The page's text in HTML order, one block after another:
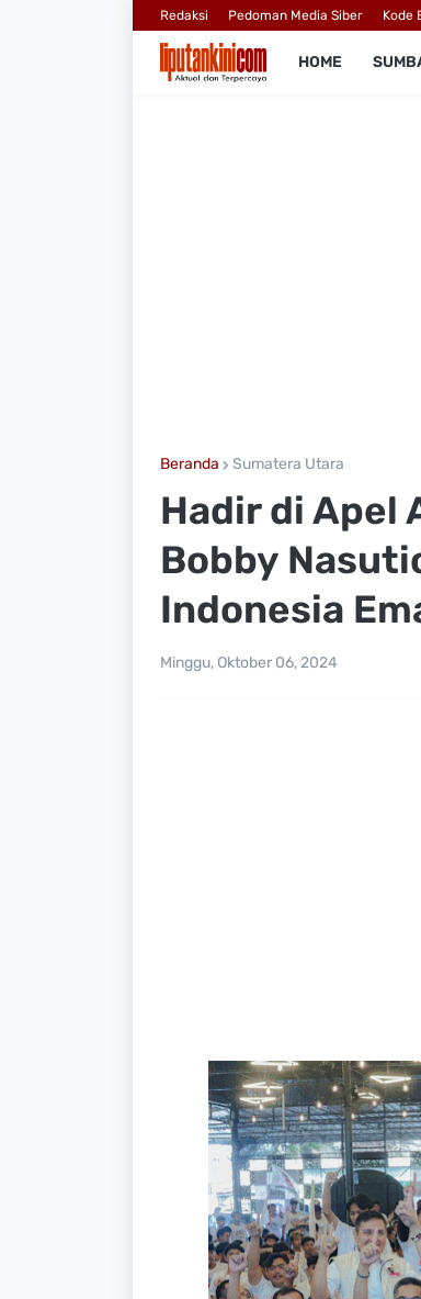
Redaksi Pedoman Media Siber Kode
HOME
Beranda Sumatera Utara
Hadir di Apel
Bobby
Indonesia
Minggu, Oktober 06, 2024